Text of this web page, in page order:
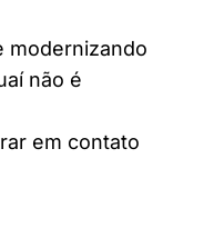
modernizando
não é
em contato